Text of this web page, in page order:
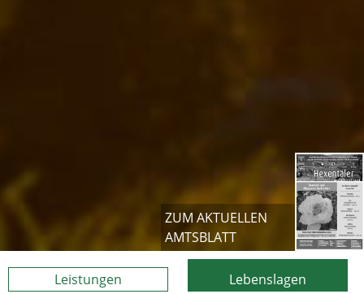
ZUM AKTUELLEN
AMTSBLATT
Leistungen
Lebenslagen